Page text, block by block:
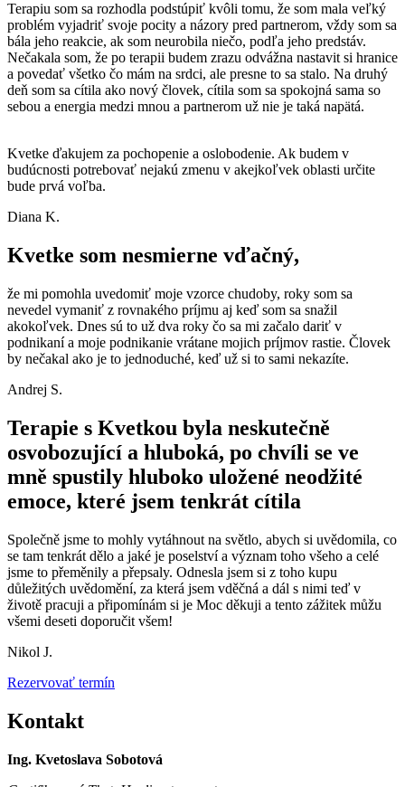
Terapiu som sa rozhodla podstúpiť kvôli tomu, že som mala veľký
problém vyjadriť svoje pocity a názory pred partnerom, vždy som sa
bála jeho reakcie, ak som neurobila niečo, podľa jeho predstáv.
Nečakala som, že po terapii budem zrazu odvážna nastavit si hranice
a povedať všetko čo mám na srdci, ale presne to sa stalo. Na druhý
deň som sa cítila ako nový človek, cítila som sa spokojná sama so
sebou a energia medzi mnou a partnerom už nie je taká napätá.
Kvetke ďakujem za pochopenie a oslobodenie. Ak budem v
budúcnosti potrebovať nejakú zmenu v akejkoľvek oblasti určite
bude prvá voľba.
Diana K.
Kvetke som nesmierne vďačný,
že mi pomohla uvedomiť moje vzorce chudoby, roky som sa
nevedel vymaniť z rovnakého príjmu aj keď som sa snažil
akokoľvek. Dnes sú to už dva roky čo sa mi začalo dariť v
podnikaní a moje podnikanie vrátane mojich príjmov rastie. Človek
by nečakal ako je to jednoduché, keď už si to sami nekazíte.
Andrej S.
Terapie s Kvetkou byla neskutečně
osvobozující a hluboká, po chvíli se ve
mně spustily hluboko uložené neodžité
emoce, které jsem tenkrát cítila
Společně jsme to mohly vytáhnout na světlo, abych si uvědomila, co
se tam tenkrát dělo a jaké je poselství a význam toho všeho a celé
jsme to přeměnily a přepsaly. Odnesla jsem si z toho kupu
důležitých uvědomění, za která jsem vděčná a dál s nimi teď v
životě pracuji a připomínám si je Moc děkuji a tento zážitek můžu
všemi deseti doporučit všem!
Nikol J.
Rezervovať termín
Kontakt
Ing. Kvetoslava Sobotová